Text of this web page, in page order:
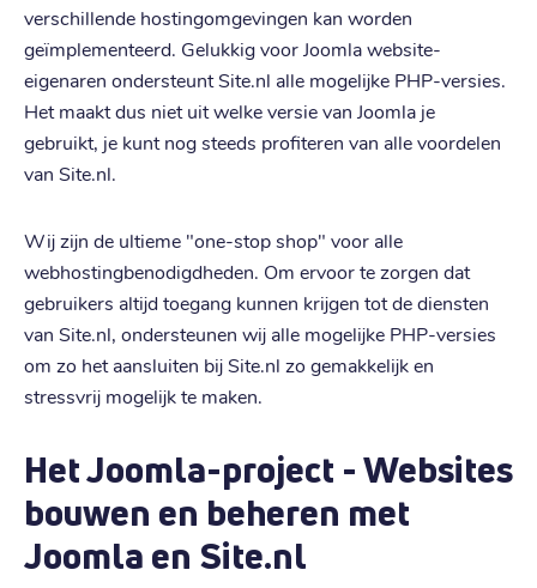
verschillende hostingomgevingen kan worden
geïmplementeerd. Gelukkig voor Joomla website-
eigenaren ondersteunt Site.nl alle mogelijke PHP-versies.
Het maakt dus niet uit welke versie van Joomla je
gebruikt, je kunt nog steeds profiteren van alle voordelen
van Site.nl.
Wij zijn de ultieme "one-stop shop" voor alle
webhostingbenodigdheden. Om ervoor te zorgen dat
gebruikers altijd toegang kunnen krijgen tot de diensten
van Site.nl, ondersteunen wij alle mogelijke PHP-versies
om zo het aansluiten bij Site.nl zo gemakkelijk en
stressvrij mogelijk te maken.
Het Joomla-project - Websites
bouwen en beheren met
Joomla en Site.nl